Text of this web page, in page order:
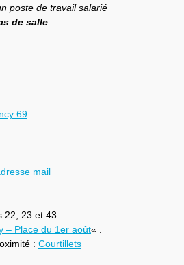
poste de travail salarié
de salle
69
mail
22, 23 et 43.
– Place du 1er août« .
: Courtillets